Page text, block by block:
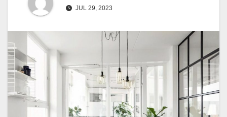
JUL 29, 2023